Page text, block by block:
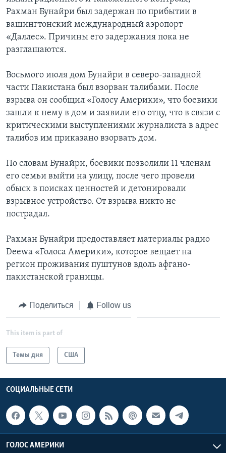
Learning English
Языки
Рахман Бунайри был задержан по прибытии в
вашингтонский международный аэропорт
«Даллес». Причины его задержания пока не
разглашаются.
Восьмого июля дом Бунайри в северо-западной
части Пакистана был взорван талибами. После
взрыва он сообщил «Голосу Америки», что боевики
зашли к нему в дом и заявили его отцу, что в связи с
критическими выступлениями журналиста в адрес
талибов им приказано взорвать дом.
По словам Бунайри, боевики позволили 11 членам
его семьи выйти на улицу, после чего провели
обыск в поисках ценностей и детонировали
взрывное устройство. От взрыва никто не
пострадал.
Рахман Бунайри предоставляет материалы радио
Deewa «Голоса Америки», которое вещает на
регион проживания пуштунов вдоль афгано-
пакистанской границы.
Поделиться Follow us
This item is part of
Темы дня США
СОЦИАЛЬНЫЕ СЕТИ
ГОЛОС АМЕРИКИ